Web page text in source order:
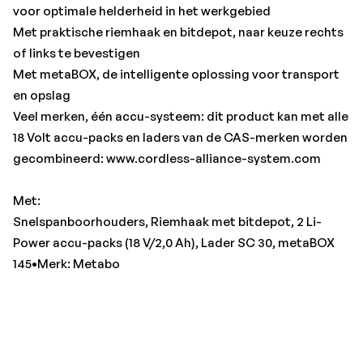
voor optimale helderheid in het werkgebied
Met praktische riemhaak en bitdepot, naar keuze rechts
of links te bevestigen
Met metaBOX, de intelligente oplossing voor transport
en opslag
Veel merken, één accu-systeem: dit product kan met alle
18 Volt accu-packs en laders van de CAS-merken worden
gecombineerd: www.cordless-alliance-system.com
Met:
Snelspanboorhouders, Riemhaak met bitdepot, 2 Li-
Power accu-packs (18 V/2,0 Ah), Lader SC 30, metaBOX
145•Merk: Metabo